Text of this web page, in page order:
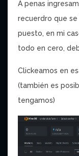
A penas
recuerdro que
puesto, en mi
todo en cero,
Clickeamos en
(también es
tengamos)